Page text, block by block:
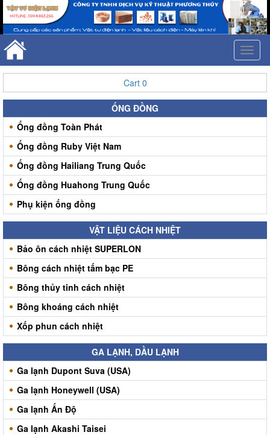
Cart 0
ỐNG ĐỒNG
Ống đồng Toàn Phát
Ống đồng Ruby Việt Nam
Ống đồng Hailiang Trung Quốc
Ống đồng Huahong Trung Quốc
Phụ kiện ống đồng
VẬT LIỆU CÁCH NHIỆT
Bảo ôn cách nhiệt SUPERLON
Bông cách nhiệt tấm bạc PE
Bông thủy tinh cách nhiệt
Bông khoáng cách nhiệt
Xốp phun cách nhiệt
GA LẠNH, DẦU LẠNH
Ga lạnh Dupont Suva (USA)
Ga lạnh Honeywell (USA)
Ga lạnh Ấn Độ
Ga lạnh Akashi Taisei